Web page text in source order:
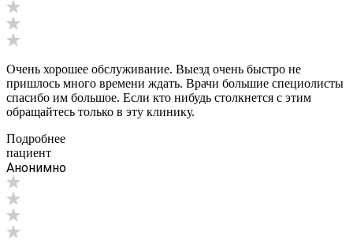
Очень хорошее обслуживание. Выезд очень быстро не
пришлось много времени ждать. Врачи большие специолисты
спасибо им большое. Если кто нибудь столкнется с этим
обращайтесь только в эту клинику.
Подробнее
пациент
Анонимно